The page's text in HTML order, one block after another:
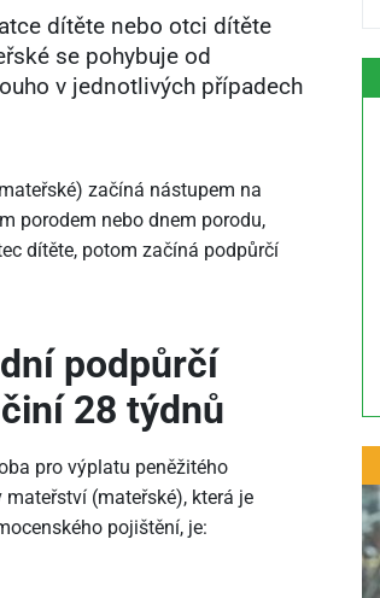
dítěte nebo otci dítěte
se pohybuje od
v jednotlivých případech
začíná nástupem na
porodem nebo dnem porodu,
dítěte, potom začíná podpůrčí
podpůrčí
28 týdnů
pro výplatu peněžitého
mateřství (mateřské), která je
pojištění, je: